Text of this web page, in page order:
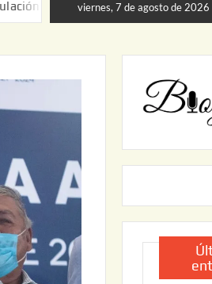
de Puerta de Palmillas
viernes, 7 de agosto de 2026